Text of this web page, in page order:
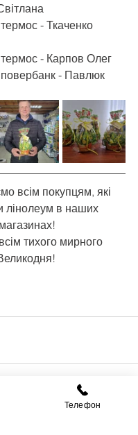
термос - Ткаченко
термос - Карпов Олег
повербанк - Павлюк
всім покупцям, які
лінолеум в наших
магазинах!
тихого мирного
Телефон